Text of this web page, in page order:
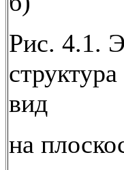
Рис. 4.1.
вид
на